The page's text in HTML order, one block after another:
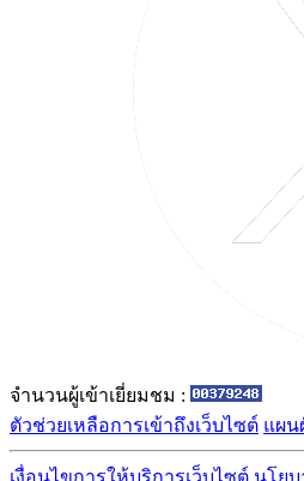
จำนวนผู้เข้าเยี่ยมชม :
ตัวช่วยเหลือการเข้าถึงเว็บไซต์ แผน